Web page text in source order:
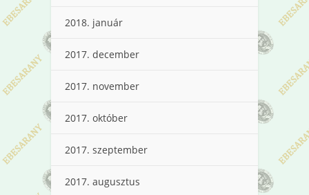
2018. január
2017. december
2017. november
2017. október
2017. szeptember
2017. augusztus